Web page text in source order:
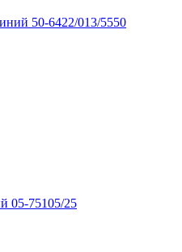
50-6422/013/5550
05-75105/25